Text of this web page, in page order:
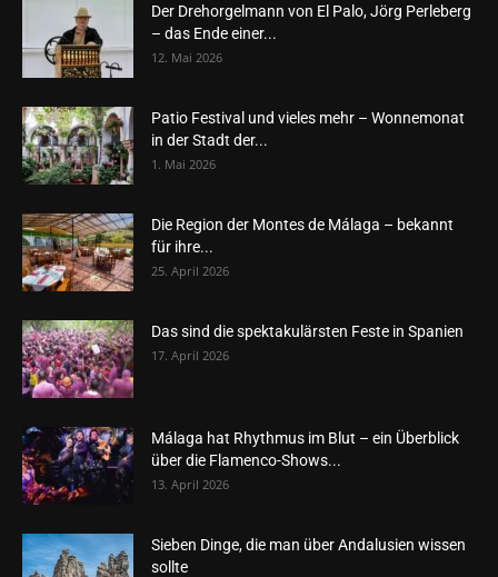
Der Drehorgelmann von El Palo, Jörg Perleberg
– das Ende einer...
12. Mai 2026
Patio Festival und vieles mehr – Wonnemonat
in der Stadt der...
1. Mai 2026
Die Region der Montes de Málaga – bekannt
für ihre...
25. April 2026
Das sind die spektakulärsten Feste in Spanien
17. April 2026
Málaga hat Rhythmus im Blut – ein Überblick
über die Flamenco-Shows...
13. April 2026
Sieben Dinge, die man über Andalusien wissen
sollte